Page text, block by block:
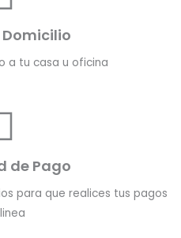
Domicilio
a tu casa u oficina
de Pago
para que realices tus pagos